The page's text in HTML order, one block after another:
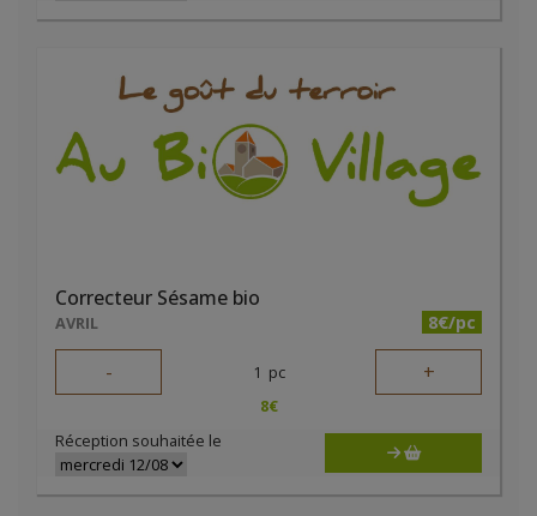
Correcteur Sésame bio
AVRIL 8€/pc
- 1 pc +
8€
Réception souhaitée le